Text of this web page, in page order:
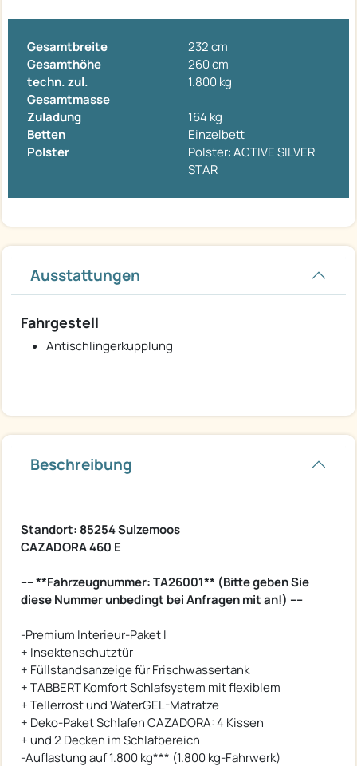
Gesamtbreite
232 cm
Gesamthöhe
260 cm
techn. zul.
Gesamtmasse
1.800 kg
Zuladung
164 kg
Betten
Einzelbett
Polster
Polster: ACTIVE SILVER
STAR
Ausstattungen
Fahrgestell
Antischlingerkupplung
Beschreibung
Standort: 85254 Sulzemoos
CAZADORA 460 E
---- **Fahrzeugnummer: TA26001** (Bitte geben Sie
diese Nummer unbedingt bei Anfragen mit an!) ----
-Premium Interieur-Paket I
+ Insektenschutztür
+ Füllstandsanzeige für Frischwassertank
+ TABBERT Komfort Schlafsystem mit flexiblem
+ Tellerrost und WaterGEL-Matratze
+ Deko-Paket Schlafen CAZADORA: 4 Kissen
+ und 2 Decken im Schlafbereich
-Auflastung auf 1.800 kg*** (1.800 kg-Fahrwerk)